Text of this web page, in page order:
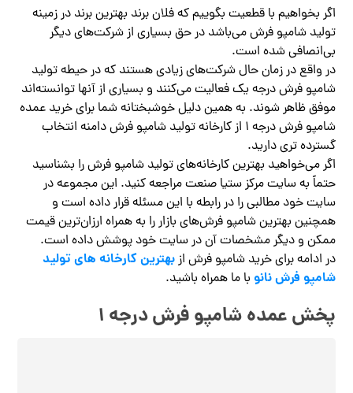
اگر بخواهیم با قطعیت بگوییم که فلان برند بهترین برند در زمینه
تولید شامپو فرش می‌باشد در حق بسیاری از شرکت‌های دیگر
بی‌انصافی شده است.
در واقع در زمان حال شرکت‌های زیادی هستند که در حیطه تولید
شامپو فرش درجه یک فعالیت می‌کنند و بسیاری از آنها توانسته‌اند
موفق ظاهر شوند. به همین دلیل خوشبختانه شما برای خرید عمده
شامپو فرش درجه ۱ از کارخانه تولید شامپو فرش دامنه انتخاب
گسترده تری دارید.
اگر می‌خواهید بهترین کارخانه‌های تولید شامپو فرش را بشناسید
حتماً به سایت مرکز ستیا صنعت مراجعه کنید. این مجموعه در
سایت خود مطالبی را در رابطه با این مسئله قرار داده است و
همچنین بهترین شامپو فرش‌های بازار را به همراه ارزان‌ترین قیمت
ممکن و دیگر مشخصات آن در سایت خود پوشش داده است.
در ادامه برای خرید شامپو فرش ازبهترین کارخانه‌ های تولید
شامپو فرش نانو با ما همراه باشید.
پخش عمده شامپو فرش درجه ۱